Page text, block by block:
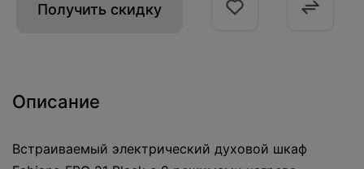
Получить скидку
Описание
Встраиваемый электрический духовой шкаф